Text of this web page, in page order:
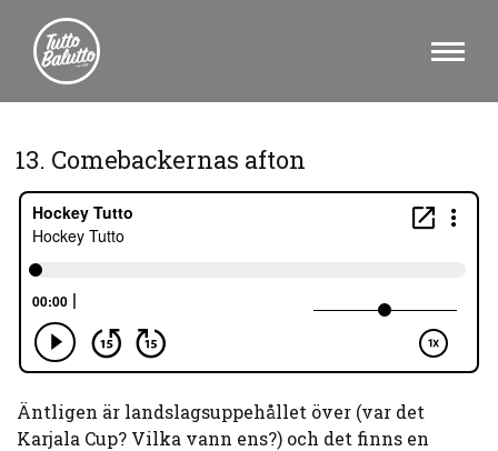
13. Comebackernas afton
Äntligen är landslagsuppehållet över (var det
Karjala Cup? Vilka vann ens?) och det finns en